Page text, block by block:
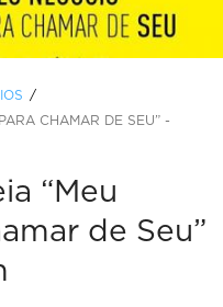
CHAMAR DE SEU” -
“Meu
de Seu”